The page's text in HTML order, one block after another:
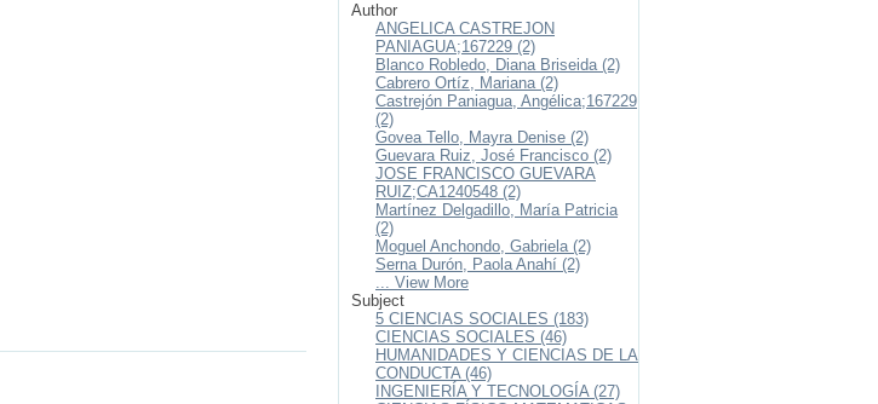
Author
ANGELICA CASTREJON
PANIAGUA;167229 (2)
Blanco Robledo, Diana Briseida (2)
Cabrero Ortíz, Mariana (2)
Castrejón Paniagua, Angélica;167229
(2)
Govea Tello, Mayra Denise (2)
Guevara Ruiz, José Francisco (2)
JOSE FRANCISCO GUEVARA
RUIZ;CA1240548 (2)
Martínez Delgadillo, María Patricia
(2)
Moguel Anchondo, Gabriela (2)
Serna Durón, Paola Anahí (2)
... View More
Subject
5 CIENCIAS SOCIALES (183)
CIENCIAS SOCIALES (46)
HUMANIDADES Y CIENCIAS DE LA
CONDUCTA (46)
INGENIERÍA Y TECNOLOGÍA (27)